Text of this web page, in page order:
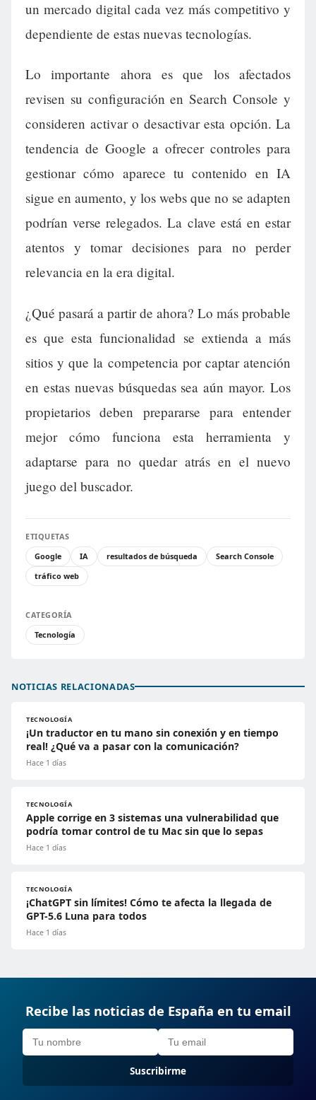
un mercado digital cada vez más competitivo y
dependiente de estas nuevas tecnologías.
Lo importante ahora es que los afectados
revisen su configuración en Search Console y
consideren activar o desactivar esta opción. La
tendencia de Google a ofrecer controles para
gestionar cómo aparece tu contenido en IA
sigue en aumento, y los webs que no se adapten
podrían verse relegados. La clave está en estar
atentos y tomar decisiones para no perder
relevancia en la era digital.
¿Qué pasará a partir de ahora? Lo más probable
es que esta funcionalidad se extienda a más
sitios y que la competencia por captar atención
en estas nuevas búsquedas sea aún mayor. Los
propietarios deben prepararse para entender
mejor cómo funciona esta herramienta y
adaptarse para no quedar atrás en el nuevo
juego del buscador.
ETIQUETAS
Google
IA resultados de búsqueda
Search Console
tráfico web
CATEGORÍA
Tecnología
NOTICIAS RELACIONADAS
TECNOLOGÍA
¡Un traductor en tu mano sin conexión y en tiempo
real! ¿Qué va a pasar con la comunicación?
Hace 1 días
TECNOLOGÍA
Apple corrige en 3 sistemas una vulnerabilidad que
podría tomar control de tu Mac sin que lo sepas
Hace 1 días
TECNOLOGÍA
¡ChatGPT sin límites! Cómo te afecta la llegada de
GPT-5.6 Luna para todos
Hace 1 días
Recibe las noticias de España en tu email
Suscribirme